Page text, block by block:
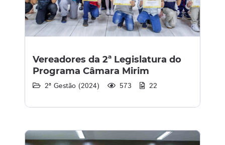
Vereadores da 2ª Legislatura do
Programa Câmara Mirim
2ª Gestão (2024) 573 22